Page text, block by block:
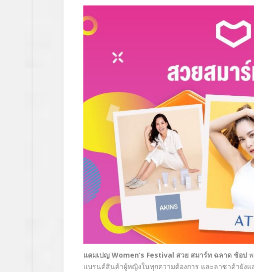
แคมเปญ Women’s Festival สวย สมาร์ท ฉลาด ช้อป
แบรนด์สินค้าผู้หญิงในทุกความต้องการ และลาซาด้ายัง